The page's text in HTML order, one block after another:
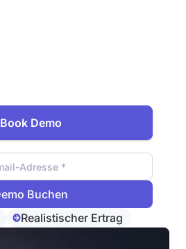
Book Demo
Realistischer Ertrag